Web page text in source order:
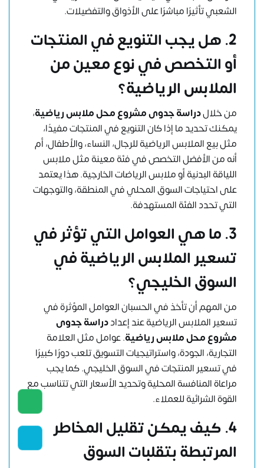
الشعبي تأثيرًا مباشرًا على الأذواق والتفضيلات.
2. هل يجب التنويع في المنتجات
أو التخصص في نوع معين من
الملابس الرياضية؟
من خلالدراسة جدوى مشروع محل ملابس رياضية،
يمكنك تحديد ما إذا كان التنويع في المنتجات مفيدًا،
مثل بيع الملابس الرياضية للرجال، النساء، والأطفال، أم
أنه من الأفضل التخصص في فئة معينة مثل ملابس
اللياقة البدنية أو ملابس الرياضات الخارجية. هذا يعتمد
على احتياجات السوق المحلي في المنطقة، والتوجهات
التي تحدد الفئة المستهدفة.
3. ما هي العوامل التي تؤثر في
تسعير الملابس الرياضية في
السوق الخليجي؟
من المهم أن تأخذ في الحسبان العوامل المؤثرة في
تسعير الملابس الرياضية عند إعداددراسة جدوى
مشروع محل ملابس رياضية. عوامل مثل العلامة
التجارية، الجودة، واستراتيجيات التسويق تلعب دورًا كبيرًا
في تسعير المنتجات في السوق الخليجي. كما يجب
مراعاة المنافسة المحلية وتحديد الأسعار التي تتناسب مع
القوة الشرائية للعملاء.
4. كيف يمكن تقليل المخاطر
المرتبطة بتقلبات السوق